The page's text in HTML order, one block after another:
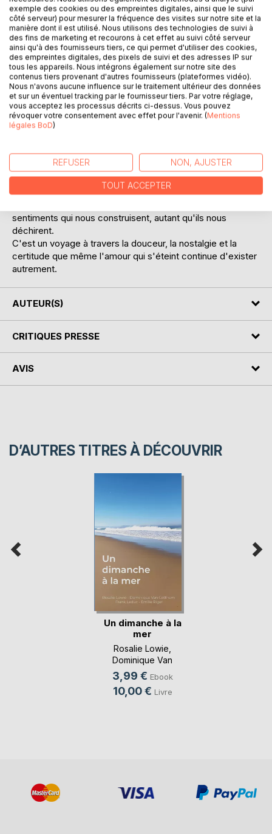
DESCRIPTION
Un été, un regard, son monde qui bascule.
Nora ne cherchait rien, elle n'attendait personne. Pourtant,
Rayan a bouleversé toutes ses certitudes en une fraction
À travers leur voix, À jamais peut-être explore toutes les
nuances de l'amour : celui qui apaise, celui qui brûle, celui
qui change à jamais la manière dont on regarde le monde.
À jamais peut-être est une histoire qui touche, qui raconte
sentiments qui nous construisent, autant qu'ils nous
déchirent.
C'est un voyage à travers la douceur, la nostalgie et la
certitude que même l'amour qui s'éteint continue d'exister
autrement.
AUTEUR(S)
CRITIQUES PRESSE
AVIS
D’AUTRES TITRES À DÉCOUVRIR
Un dimanche à la
mer
Rosalie Lowie
Dominique Van
Cotthem
3,99 € Ebook
10,00 € Livre
exemple des cookies ou des empreintes digitales, ainsi que le suivi
côté serveur) pour mesurer la fréquence des visites sur notre site et la
manière dont il est utilisé. Nous utilisons des technologies de suivi à
des fins de marketing et recourons à cet effet au suivi côté serveur
ainsi qu'à des fournisseurs tiers, ce qui permet d'utiliser des cookies,
des empreintes digitales, des pixels de suivi et des adresses IP sur
tous les appareils. Nous intégrons également sur notre site des
contenus tiers provenant d'autres fournisseurs (plateformes vidéo).
Nous n'avons aucune influence sur le traitement ultérieur des données
et sur un éventuel tracking par le fournisseur tiers. Par votre réglage,
vous acceptez les processus décrits ci-dessus. Vous pouvez
révoquer votre consentement avec effet pour l'avenir. (Mentions
légales BoD)
REFUSER NON, AJUSTER
TOUT ACCEPTER